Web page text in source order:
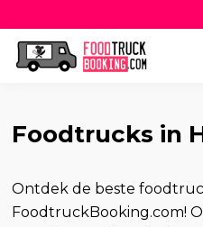
Foodtrucks in
Ontdek de beste
FoodtruckBooking.com!